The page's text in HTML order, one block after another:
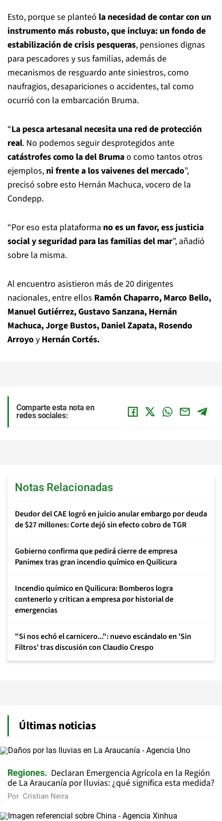
Esto, porque se planteó la necesidad de contar con un
instrumento más robusto, que incluya: un fondo de
estabilización de crisis pesqueras, pensiones dignas
para pescadores y sus familias, además de
mecanismos de resguardo ante siniestros, como
naufragios, desapariciones o accidentes, tal como
ocurrió con la embarcación Bruma.
“La pesca artesanal necesita una red de protección
real. No podemos seguir desprotegidos ante
catástrofes como la del Brumao como tantos otros
ejemplos, ni frente a los vaivenes del mercado”,
precisó sobre esto Hernán Machuca, vocero de la
Condepp.
“Por eso esta plataforma no es un favor, ess justicia
social y seguridad para las familias del mar”, añadió
sobre la misma.
Al encuentro asistieron más de 20 dirigentes
nacionales, entre ellos Ramón Chaparro, Marco Bello,
Manuel Gutiérrez, Gustavo Sanzana, Hernán
Machuca, Jorge Bustos, Daniel Zapata, Rosendo
Arroyoy Hernán Cortés.
Comparte esta nota en
redes sociales:
Notas Relacionadas
Deudor del CAE logró en juicio anular embargo por deuda
de $27 millones: Corte dejó sin efecto cobro de TGR
Gobierno confirma que pedirá cierre de empresa
Panimex tras gran incendio químico en Quilicura
Incendio químico en Quilicura: Bomberos logra
contenerlo y critican a empresa por historial de
emergencias
"Si nos echó el carnicero...": nuevo escándalo en 'Sin
Filtros' tras discusión con Claudio Crespo
Últimas noticias
Regiones
Declaran Emergencia Agrícola en la Región
de La Araucanía por lluvias: ¿qué significa esta medida?
Por Cristian Neira